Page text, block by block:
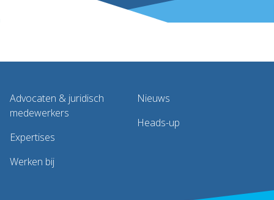
Advocaten & juridisch
medewerkers
Expertises
Werken bij
Nieuws
Heads-up